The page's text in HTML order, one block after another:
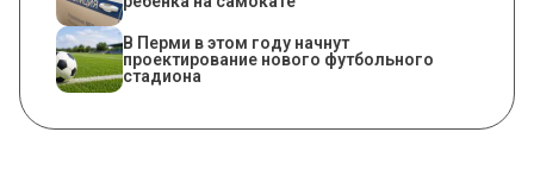
В Перми в этом году начнут
проектирование нового футбольного
стадиона